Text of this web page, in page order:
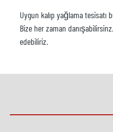
Uygun kalıp yağlama tesisatı
Bize her zaman
edebiliriz.